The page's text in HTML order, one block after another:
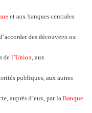
et aux banques centrales
des découverts ou
de l’Union, aux
publiques, aux autres
auprès d’eux, par la Banque